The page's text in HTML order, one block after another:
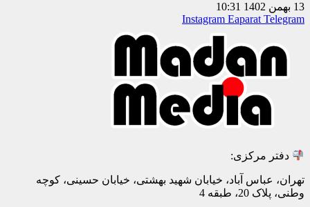
13 بهمن 1402
10:31
Instagram Eaparat Telegram
دفتر مرکزی:
تهران، عباس آباد، خیابان شهید بهشتی، خیابان حسینی، کوچه
وطنی، پلاک 20، طبقه 4